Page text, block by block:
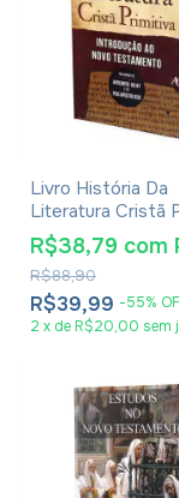
Livro História Da
Literatura Cristã
- Introdução Ao
Testamento
Vielhauer
R$39,99 -55%
R$88,90
R$38,79 com
2 x de R$20,00 sem